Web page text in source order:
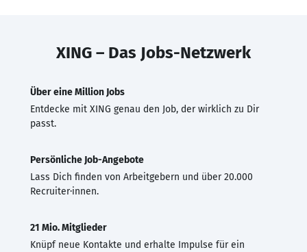
XING – Das Jobs-Netzwerk
Über eine Million Jobs
Entdecke mit XING genau den Job, der wirklich zu Dir
passt.
Persönliche Job-Angebote
Lass Dich finden von Arbeitgebern und über 20.000
Recruiter·innen.
21 Mio. Mitglieder
Knüpf neue Kontakte und erhalte Impulse für ein